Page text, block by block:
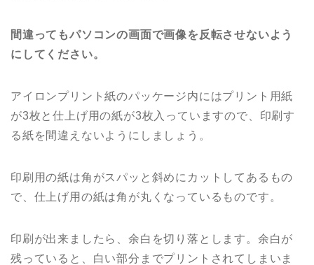
間違ってもパソコンの画面で画像を反転させないよう
にしてください。
アイロンプリント紙のパッケージ内にはプリント用紙
が3枚と仕上げ用の紙が3枚入っていますので、印刷す
る紙を間違えないようにしましょう。
印刷用の紙は角がスパッと斜めにカットしてあるもの
で、仕上げ用の紙は角が丸くなっているものです。
印刷が出来ましたら、余白を切り落とします。余白が
残っていると、白い部分までプリントされてしまいま